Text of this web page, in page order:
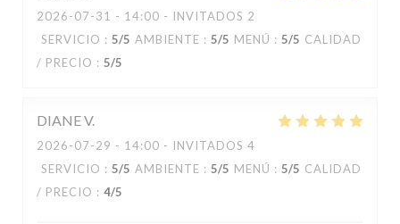
2026-07-31 - 14:00 - INVITADOS 2
SERVICIO : 5/5 AMBIENTE : 5/5 MENÚ : 5/5 CALIDAD
/ PRECIO : 5/5
DIANEV
2026-07-29 - 14:00 - INVITADOS 4
SERVICIO : 5/5 AMBIENTE : 5/5 MENÚ : 5/5 CALIDAD
/ PRECIO : 4/5